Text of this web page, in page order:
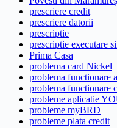
prescriere credit
prescriere datorii
prescriptie
prescriptie executare
Prima Casa
problema card Nickel
problema functionare
problema functionare
probleme aplicatie
probleme myBRD
probleme plata credit